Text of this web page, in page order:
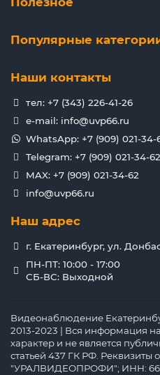
Популярные
Наши контакты
тел: +7 (343) 226-41-26
e-mail: info@uvp66.ru
WhatsApp: +7 (909) 021-34-
Telegram: +7 (909) 021-34-62
MAX: +7 (909) 021-34-62
info@uvp66.ru
Наш адрес
г. Екатеринбург, ул.
ПН-ПТ: 10:00 - 17:00
СБ-ВС: Выходной
Видеонаблюдение
2013-2023 | Вся информация
характер и не является
статьей 437 ГК РФ.
"УРАЛВИДЕОПРОФИ"; ИНН: